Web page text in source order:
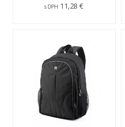
s DPH 11,28 €